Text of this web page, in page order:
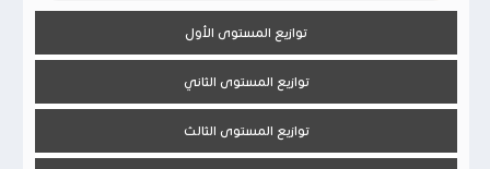
توازيع المستوى الأول
توازيع المستوى الثاني
توازيع المستوى الثالث